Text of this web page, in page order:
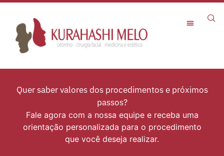
Quer saber valores dos procedimentos e próximos
passos?
Fale agora com a nossa equipe e receba uma
orientação personalizada para o procedimento
que você deseja realizar.